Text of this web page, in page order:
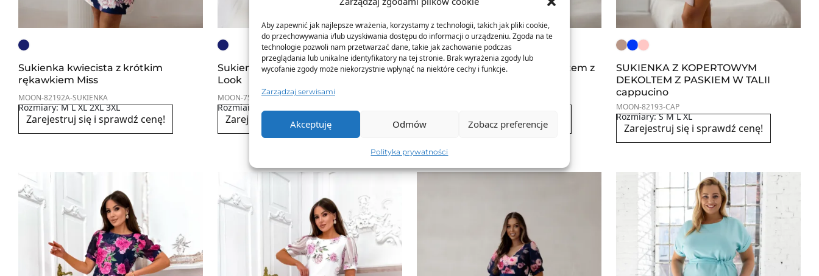
Aby zapewnić jak najlepsze wrażenia, korzystamy z technologii, takich jak pliki cookie,
do przechowywania i/lub uzyskiwania dostępu do informacji o urządzeniu. Zgoda na te
technologie pozwoli nam przetwarzać dane, takie jak zachowanie podczas
przeglądania lub unikalne identyfikatory na tej stronie. Brak wyrażenia zgody lub
wycofanie zgody może niekorzystnie wpłynąć na niektóre cechy i funkcje.
Zarządzaj serwisami
Akceptuję Odmów Zobacz preferencje
Polityka prywatności
Sukienka kwiecista z krótkim
rękawkiem Miss
MOON-82192A-SUKIENKA
Rozmiary: M L XL 2XL 3XL
Zarejestruj się i sprawdź cenę!
Sukienka w kwiaty Plus Size Cute
Look
MOON-757-SUKIENKA
Rozmiary: 2XL 3XL 4XL
Zarejestruj się i sprawdź cenę!
Sukienka z kopertowym dekoltem z
Zarejestruj się i sprawdź cenę!
SUKIENKA Z KOPERTOWYM
DEKOLTEM Z PASKIEM W TALII
cappucino
MOON-82193-CAP
Rozmiary: S M L XL
Zarejestruj się i sprawdź cenę!